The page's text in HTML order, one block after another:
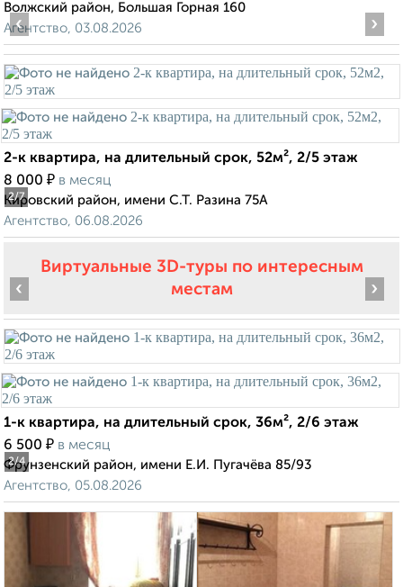
Волжский район, Большая Горная 160
Агентство, 03.08.2026
2/7
‹ ›
2-к квартира, на длительный срок, 52м², 2/5 этаж
8 000 ₽ в месяц
Кировский район, имени С.Т. Разина 75А
Агентство, 06.08.2026
Виртуальные 3D-туры по интересным
местам
2/4
‹ ›
1-к квартира, на длительный срок, 36м², 2/6 этаж
6 500 ₽ в месяц
Фрунзенский район, имени Е.И. Пугачёва 85/93
Агентство, 05.08.2026